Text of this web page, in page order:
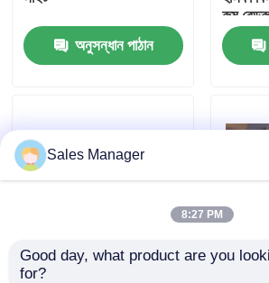
আমাদের সাথে যোগাযোগ
দুল চ্যান্ডেলাইয়ার লাইট
কাস্টম দুল লাইট
অনুসন্ধান পাঠান
রুম
ল্যাম্প
আধুনিক রেট্রো স্টাইল এবং
Sales Manager
8:27 PM
Good day, what product are you
for?